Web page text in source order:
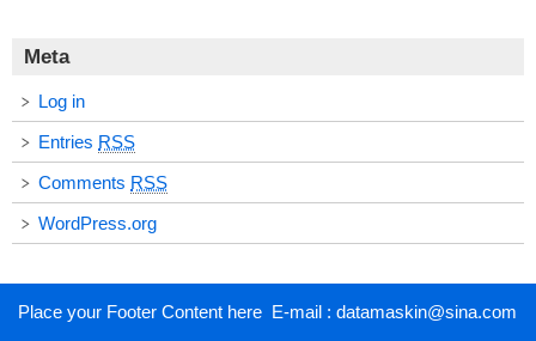
Meta
Log in
Entries RSS
Comments RSS
WordPress.org
Place your Footer Content here E-mail : datamaskin@sina.com